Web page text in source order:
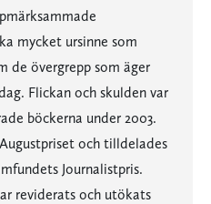
mycket ursinne som
de övergrepp som äger
Flickan och skulden var
böckerna under 2003.
och tilldelades
Journalistpris.
reviderats och utökats